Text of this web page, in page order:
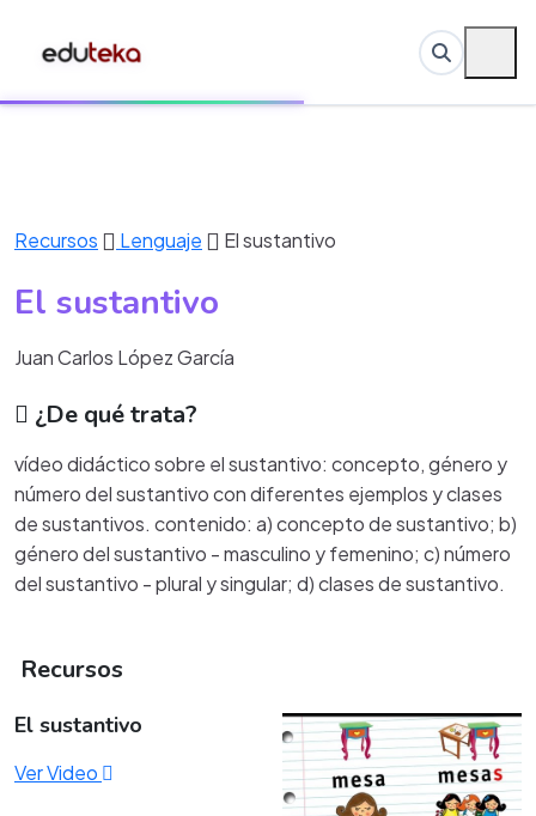
Recursos Lenguaje El sustantivo
El sustantivo
Juan Carlos López García
¿De qué trata?
vídeo didáctico sobre el sustantivo: concepto, género y
número del sustantivo con diferentes ejemplos y clases
de sustantivos. contenido: a) concepto de sustantivo; b)
género del sustantivo - masculino y femenino; c) número
del sustantivo - plural y singular; d) clases de sustantivo.
Recursos
El sustantivo
Ver Video